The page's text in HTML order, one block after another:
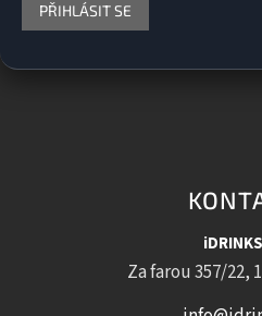
PŘIHLÁSIT SE
Za farou 357/22,